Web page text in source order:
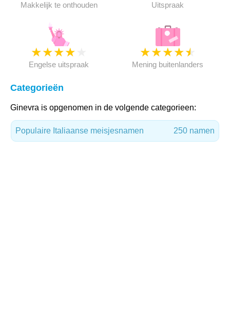
Makkelijk te onthouden Uitspraak
★★★★
Engelse uitspraak
★★★★★
Mening buitenlanders
Categorieën
Ginevra is opgenomen in de volgende categorieen:
Populaire Italiaanse meisjesnamen 250 namen